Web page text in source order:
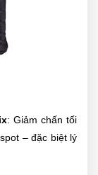
: Giảm chấn tối
– đặc biệt lý